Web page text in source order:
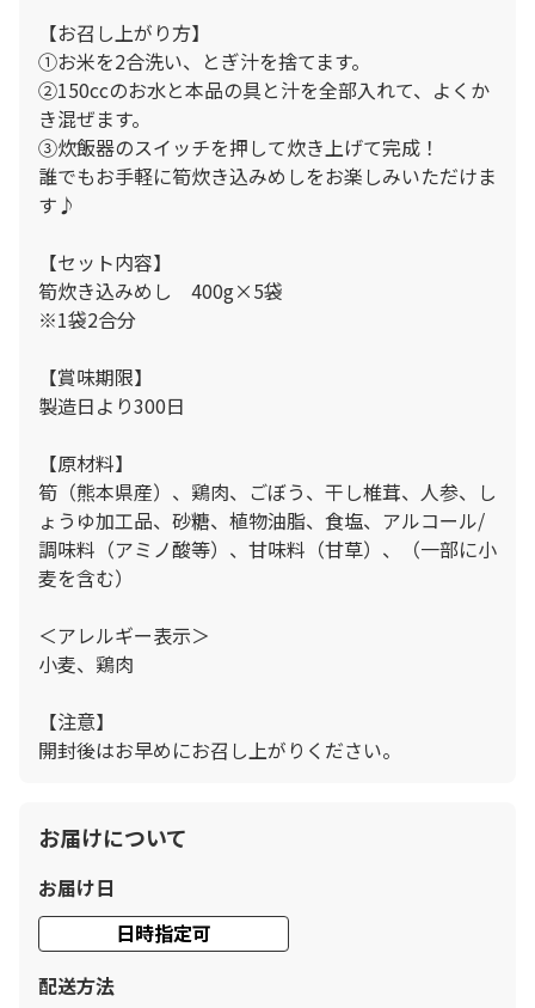
【お召し上がり方】
①お米を2合洗い、とぎ汁を捨てます。
②150ccのお水と本品の具と汁を全部入れて、よくか
き混ぜます。
③炊飯器のスイッチを押して炊き上げて完成！
誰でもお手軽に筍炊き込みめしをお楽しみいただけま
す♪
【セット内容】
筍炊き込みめし 400g×5袋
※1袋2合分
【賞味期限】
製造日より300日
【原材料】
筍（熊本県産）、鶏肉、ごぼう、干し椎茸、人参、し
ょうゆ加工品、砂糖、植物油脂、食塩、アルコール/
調味料（アミノ酸等）、甘味料（甘草）、（一部に小
麦を含む）
＜アレルギー表示＞
小麦、鶏肉
【注意】
開封後はお早めにお召し上がりください。
お届けについて
お届け日
日時指定可
配送方法